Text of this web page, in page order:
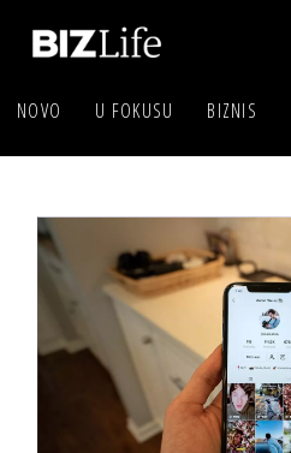
NOVO U FOKUSU BIZNIS